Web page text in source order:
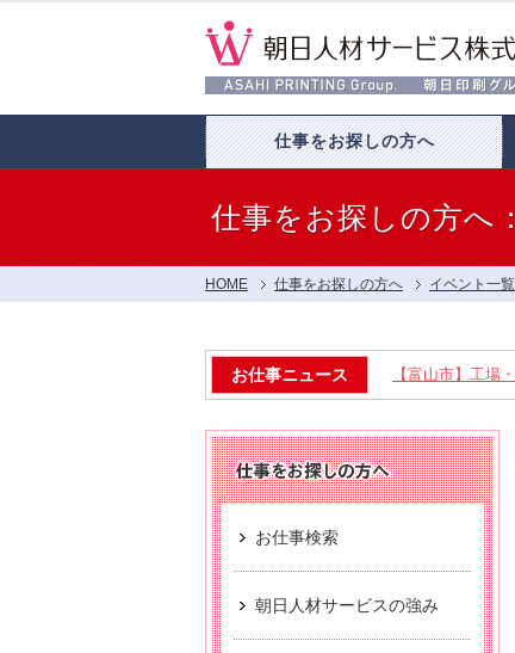
仕事をお探しの方へ
仕事をお探しの方へ
HOME 仕事をお探しの方へ イベント一覧
お仕事ニュース 【富山市】工場
【お仕事相談会
【お仕事相談会
【お仕事相談会
【お仕事相談会
派遣から正社員
【中新川エリア】
お仕事検索
朝日人材サービスの強み